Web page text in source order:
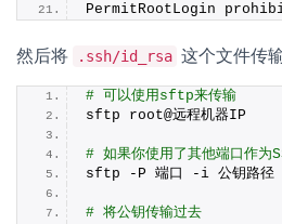
PermitRootLogin
然后将 .ssh/id_rsa 这个文件传
# 可以使用sftp来传输
sftp root@远程机器IP
# 如果你使用了其他端口作为
sftp -P 端口 -i 公钥路径
# 将公钥传输过去